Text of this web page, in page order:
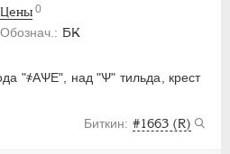
БК
"҂АѰЕ", над "Ѱ" тильда, крест
#1663 (R)
Цены 0